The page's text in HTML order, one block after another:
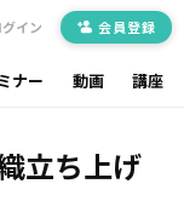
ナー 動画 講座
グイン 会員登録
立ち上げ